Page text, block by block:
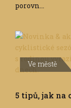
porovn...
Ve městě
5 tipů, jak na